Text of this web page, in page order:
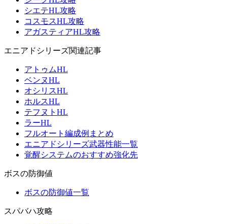
シエテHL攻略
コスモスHL攻略
アガスティアHL攻略
エニアドシリーズ関連記事
アトゥムHL
ベンヌHL
オシリスHL
ホルスHL
テフヌトHL
ラーHL
フルオート編成例まとめ
エニアドシリーズ武器性能一覧
覚醒システムのおすすめ強化先
ボスの防御値
ボスの防御値一覧
スパバハ攻略